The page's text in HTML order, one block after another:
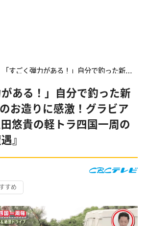
「すごく弾力がある！」自分で釣った新鮮な“鳴門鯛”のお造りに感激！グラビアアイドル・三田悠貴の軽トラ四国一周の旅『道との遭遇』
がある！」自分で釣った新
お造りに感激！グラビア
悠貴の軽トラ四国一周の
』
すめ